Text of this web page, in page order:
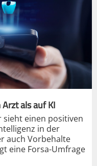
als auf KI
einen positiven
in der
auch Vorbehalte
eine Forsa-Umfrage